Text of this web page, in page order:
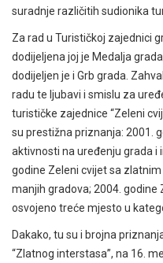
suradnje različitih sudionika
Za rad u Turističkoj zajednici
dodijeljena joj je Medalja
dodijeljen je i Grb grada.
radu te ljubavi i smislu za
turističke zajednice “Zeleni
su prestižna priznanja: 2001.
aktivnosti na uređenju grada i
godine Zeleni cvijet sa
manjih gradova; 2004.
osvojeno treće mjesto u
Dakako, tu su i brojna
“Zlatnog interstasa”, na 16.